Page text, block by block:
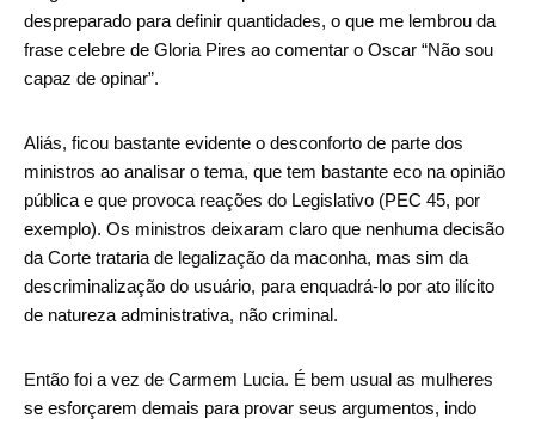
despreparado para definir quantidades, o que me lembrou da
frase celebre de Gloria Pires ao comentar o Oscar “Não sou
capaz de opinar”.
Aliás, ficou bastante evidente o desconforto de parte dos
ministros ao analisar o tema, que tem bastante eco na opinião
pública e que provoca reações do Legislativo (PEC 45, por
exemplo). Os ministros deixaram claro que nenhuma decisão
da Corte trataria de legalização da maconha, mas sim da
descriminalização do usuário, para enquadrá-lo por ato ilícito
de natureza administrativa, não criminal.
Então foi a vez de Carmem Lucia. É bem usual as mulheres
se esforçarem demais para provar seus argumentos, indo